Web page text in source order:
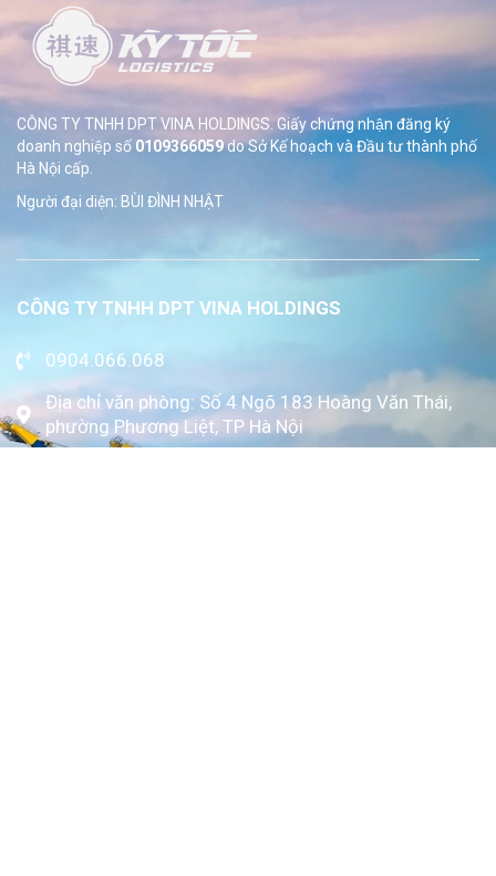
CÔNG TY TNHH DPT VINA HOLDINGS. Giấy chứng nhận đăng ký
doanh nghiệp số 0109366059do SởKế hoạch và Đầu tư thành phố
Hà Nội cấp.
Người đại diện: BÙI ĐÌNH NHẬT
CÔNG TY TNHH DPT VINA HOLDINGS
0904.066.068
Địa chỉ văn phòng: Số 4 Ngõ 183 Hoàng Văn Thái,
phường Phương Liệt, TP Hà Nội